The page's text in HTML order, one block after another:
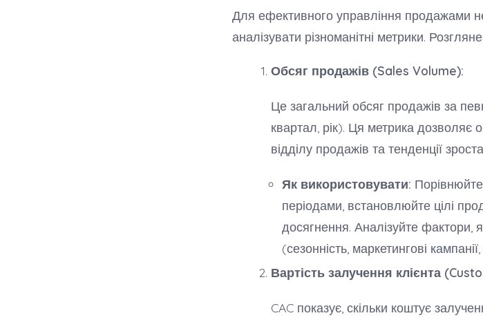
Для ефективного управління продажами
аналізувати різноманітні метрики.
Обсяг продажів (Sales Volume):
Це загальний обсяг продажів за
квартал, рік). Ця метрика дозволяє
відділу продажів та тенденції
Як використовувати:
періодами, встановлюйте цілі
досягнення. Аналізуйте фактори,
(сезонність, маркетингові
Вартість залучення клієнта
CAC показує, скільки коштує